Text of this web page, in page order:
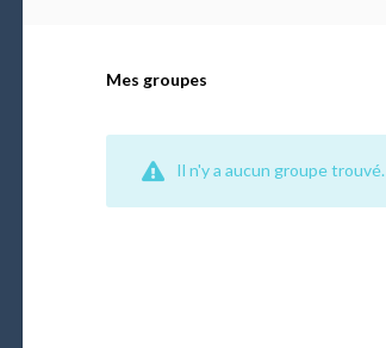
Mes groupes
Il n'y a aucun groupe trouvé.